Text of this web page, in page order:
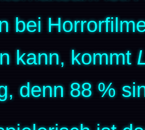
bei
kann, kommt
denn 88 %